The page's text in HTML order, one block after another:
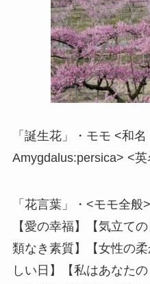
「誕生花」・モモ <和
Amygdalus:persica> <
「花言葉」・<モモ全般
【愛の幸福】【気立て
類なき素質】【女性の
しい日】【私はあなた